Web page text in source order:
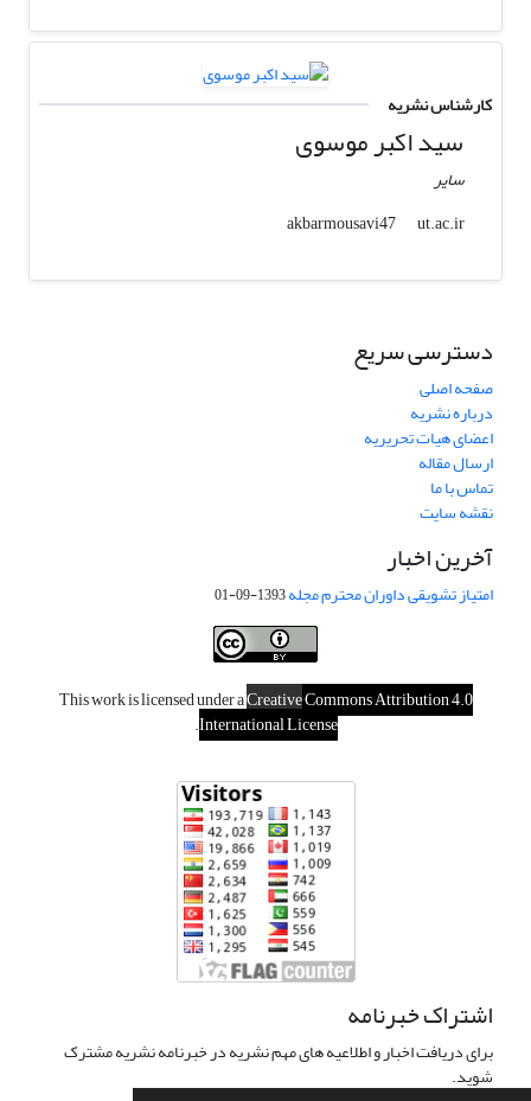
کارشناس نشریه
سید اکبر موسوی
سایر
akbarmousavi47
ut.ac.ir
دسترسی سریع
صفحه اصلی
درباره نشریه
اعضای هیات تحریریه
ارسال مقاله
تماس با ما
نقشه سایت
آخرین اخبار
امتیاز تشویقی داوران محترم مجله1393-09-01
This work is licensed under aCreativeCommons Attribution 4.0
International License
.
اشتراک خبرنامه
برای دریافت اخبار و اطلاعیه های مهم نشریه در خبرنامه نشریه مشترک
شوید.